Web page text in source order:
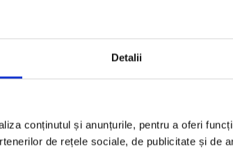
Detalii
conținutul și anunțurile, pentru a oferi
de rețele sociale, de publicitate și de